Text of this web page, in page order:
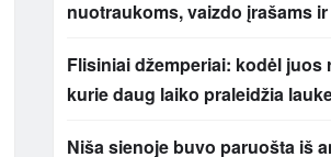
nuotraukoms, vaizdo įrašams
Flisiniai džemperiai: kodėl juos
kurie daug laiko praleidžia
Niša sienoje buvo paruošta iš